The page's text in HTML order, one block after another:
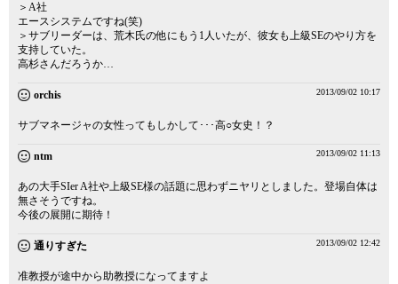
＞A社
エースシステムですね(笑)
＞サブリーダーは、荒木氏の他にもう1人いたが、彼女も上級SEのやり方を
支持していた。
高杉さんだろうか…
orchis 2013/09/02 10:17
サブマネージャの女性ってもしかして･･･高○女史！？
ntm 2013/09/02 11:13
あの大手SIer A社や上級SE様の話題に思わずニヤリとしました。登場自体は
無さそうですね。
今後の展開に期待！
通りすぎた 2013/09/02 12:42
准教授が途中から助教授になってますよ